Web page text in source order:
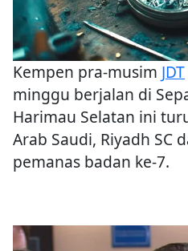
Kempen pra-musim JDT
minggu berjalan di
Harimau Selatan ini
Arab Saudi, Riyadh SC
pemanas badan ke-7.